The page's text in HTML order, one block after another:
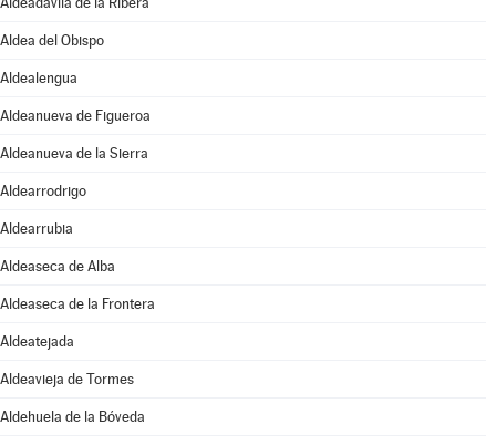
Aldea del Obispo
Aldealengua
Aldeanueva de Figueroa
Aldeanueva de la Sierra
Aldearrodrigo
Aldearrubia
Aldeaseca de Alba
Aldeaseca de la Frontera
Aldeatejada
Aldeavieja de Tormes
Aldehuela de la Bóveda